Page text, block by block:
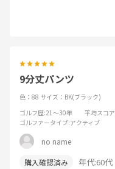
9分丈パンツ
色：88 サイズ：BK(ブラック)
ゴルフ歴:21～30年 平均スコア
ゴルファータイプ:アクティブ
no name
年代:60代